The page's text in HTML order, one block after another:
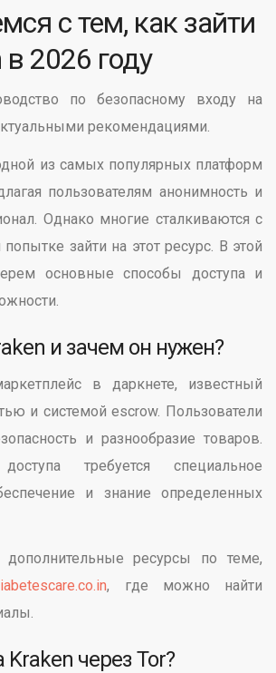
с тем, как зайти
в 2026 году
по безопасному входу на
рекомендациями.
из самых популярных платформ
пользователям анонимность и
Однако многие сталкиваются с
зайти на этот ресурс. В этой
основные способы доступа и
и зачем он нужен?
в даркнете, известный
и системой escrow. Пользователи
и разнообразие товаров.
требуется специальное
и знание определенных
ресурсы по теме,
, где можно найти
Kraken через Tor?